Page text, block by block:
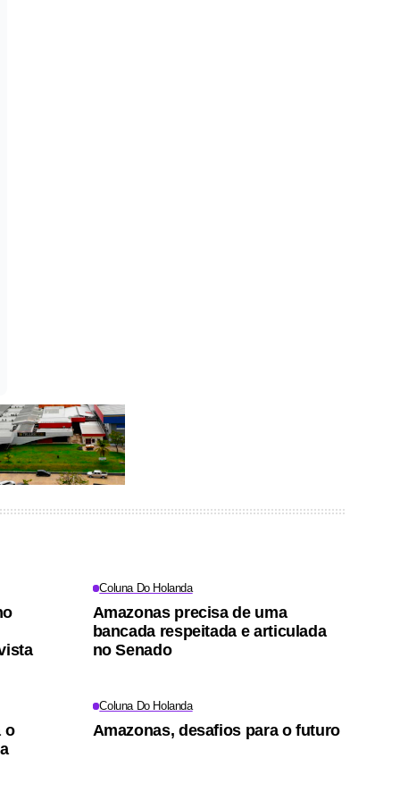
Coluna Do Holanda
Amazonas precisa de uma
bancada respeitada e articulada
no Senado
o
Coluna Do Holanda
Amazonas, desafios para o futuro